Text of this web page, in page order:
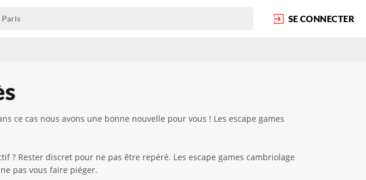
SE CONNECTER
ce cas nous avons une bonne nouvelle pour vous ! Les escape games
? Rester discret pour ne pas être repéré. Les escape games cambriolage
pas vous faire piéger.